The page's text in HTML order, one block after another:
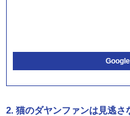
2. 猫のダヤンファンは見逃さ